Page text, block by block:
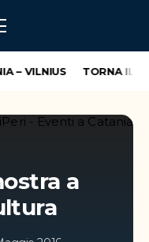
– VILNIUS TORNA IL
a